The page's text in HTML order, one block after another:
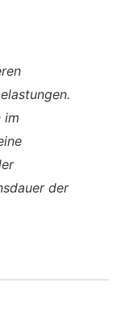
im
der